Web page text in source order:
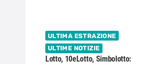
ULTIMA ESTRAZIONE
ULTIME NOTIZIE
Lotto, 10eLotto, Simbolotto: